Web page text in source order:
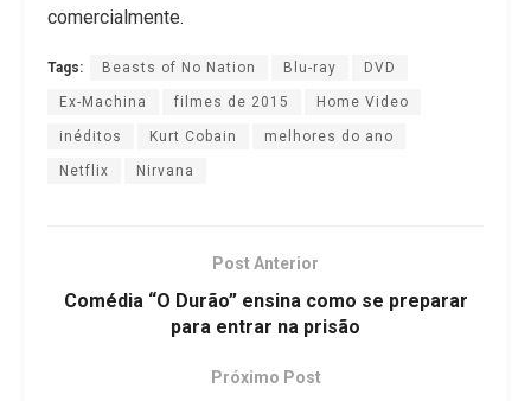
comercialmente.
Tags: Beasts of No Nation Blu-ray DVD
Ex-Machina filmes de 2015 Home Video
inéditos Kurt Cobain melhores do ano
Netflix Nirvana
Post Anterior
Comédia “O Durão” ensina como se preparar
para entrar na prisão
Próximo Post